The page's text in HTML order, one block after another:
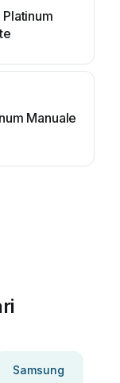
Manuale
Samsung